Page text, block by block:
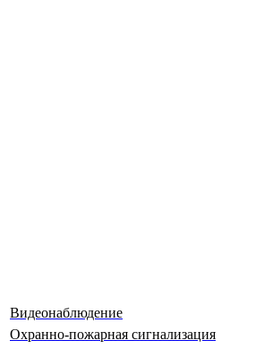
Видеонаблюдение
Охранно-пожарная сигнализация